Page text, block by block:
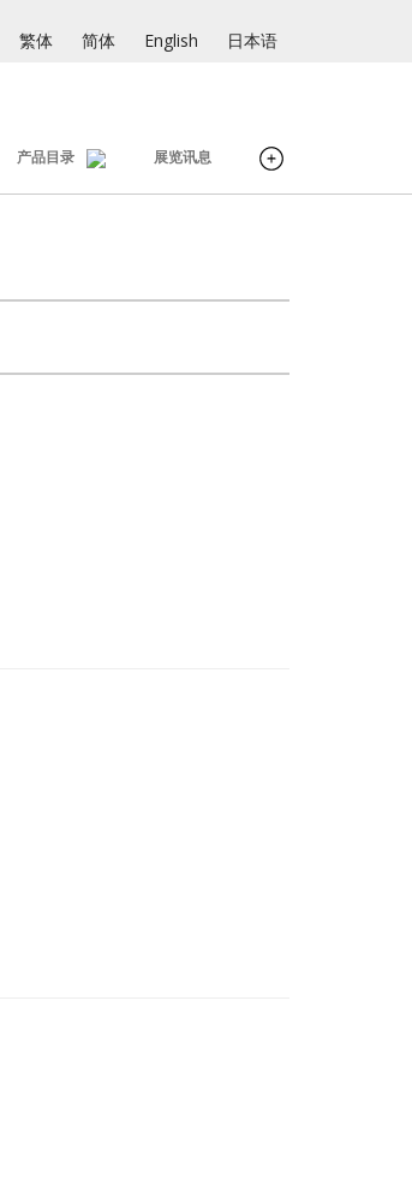
繁体 简体 English 日本语
产品目录 展览讯息